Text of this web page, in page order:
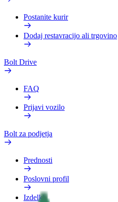
Postanite kurir
Dodaj restavracijo ali trgovino
Bolt Drive
FAQ
Prijavi vozilo
Bolt za podjetja
Prednosti
Poslovni profil
Izdelki